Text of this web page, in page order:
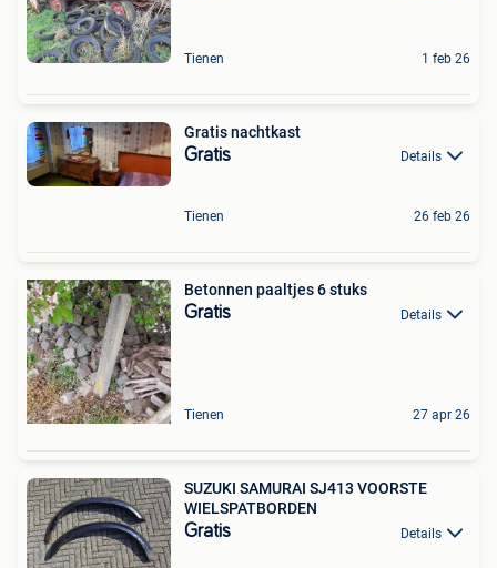
Tienen 1 feb 26
Gratis nachtkast
Gratis Details
Tienen 26 feb 26
Betonnen paaltjes 6 stuks
Gratis Details
Tienen 27 apr 26
SUZUKI SAMURAI SJ413 VOORSTE
WIELSPATBORDEN
Gratis Details